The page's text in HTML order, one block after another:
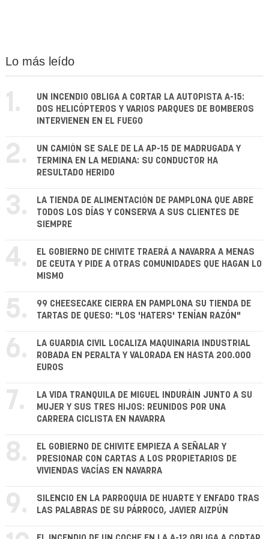
Lo más leído
1.
UN INCENDIO OBLIGA A CORTAR LA AUTOPISTA A-15:
DOS HELICÓPTEROS Y VARIOS PARQUES DE BOMBEROS
INTERVIENEN EN EL FUEGO
2.
UN CAMIÓN SE SALE DE LA AP-15 DE MADRUGADA Y
TERMINA EN LA MEDIANA: SU CONDUCTOR HA
RESULTADO HERIDO
3.
LA TIENDA DE ALIMENTACIÓN DE PAMPLONA QUE ABRE
TODOS LOS DÍAS Y CONSERVA A SUS CLIENTES DE
SIEMPRE
4.
EL GOBIERNO DE CHIVITE TRAERÁ A NAVARRA A MENAS
DE CEUTA Y PIDE A OTRAS COMUNIDADES QUE HAGAN LO
MISMO
5.
99 CHEESECAKE CIERRA EN PAMPLONA SU TIENDA DE
TARTAS DE QUESO: "LOS 'HATERS' TENÍAN RAZÓN"
6.
LA GUARDIA CIVIL LOCALIZA MAQUINARIA INDUSTRIAL
ROBADA EN PERALTA Y VALORADA EN HASTA 200.000
EUROS
7.
LA VIDA TRANQUILA DE MIGUEL INDURÁIN JUNTO A SU
MUJER Y SUS TRES HIJOS: REUNIDOS POR UNA
CARRERA CICLISTA EN NAVARRA
8.
EL GOBIERNO DE CHIVITE EMPIEZA A SEÑALAR Y
PRESIONAR CON CARTAS A LOS PROPIETARIOS DE
VIVIENDAS VACÍAS EN NAVARRA
9.
SILENCIO EN LA PARROQUIA DE HUARTE Y ENFADO TRAS
LAS PALABRAS DE SU PÁRROCO, JAVIER AIZPÚN